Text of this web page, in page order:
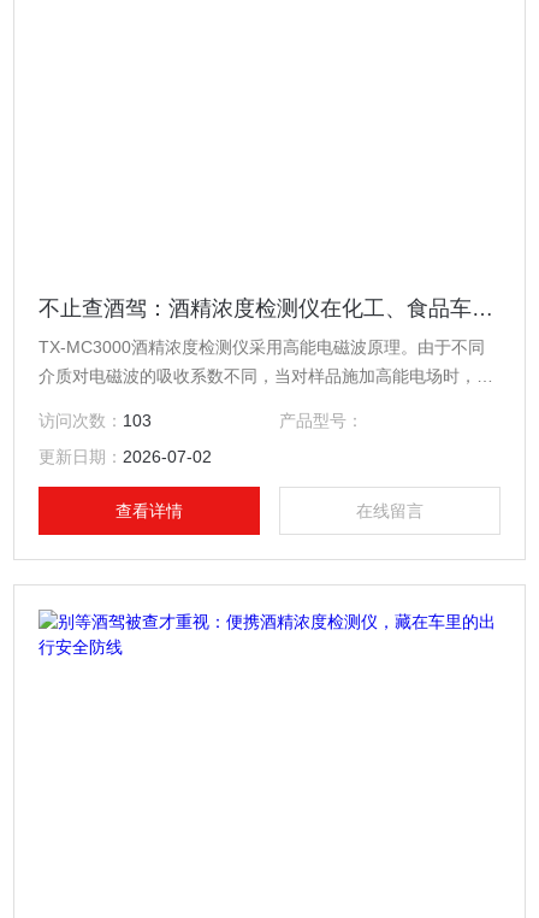
不止查酒驾：酒精浓度检测仪在化工、食品车间的3个关键应用场景
TX-MC3000酒精浓度检测仪采用高能电磁波原理。由于不同
介质对电磁波的吸收系数不同，当对样品施加高能电场时，因
分含量和浓度有关。
访问次数： 103
产品型号：
更新日期： 2026-07-02
查看详情 在线留言